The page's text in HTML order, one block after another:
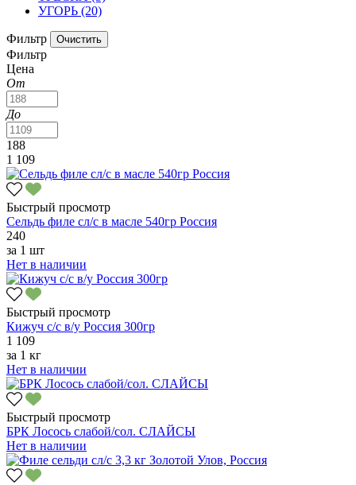
УГОРЬ (20)
Фильтр
Фильтр
Цена
От
До
188
1 109
Быстрый просмотр
Сельдь филе сл/с в масле 540гр Россия
240
за 1 шт
Нет в наличии
Быстрый просмотр
Кижуч с/с в/у Россия 300гр
1 109
за 1 кг
Нет в наличии
Быстрый просмотр
БРК Лосось слабой/сол. СЛАЙСЫ
Нет в наличии